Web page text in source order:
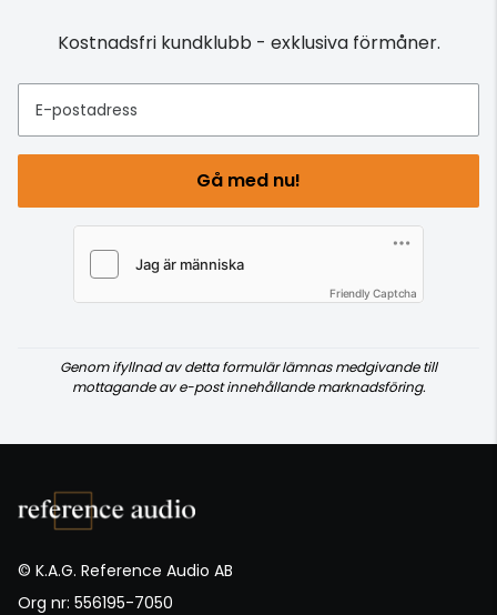
Kostnadsfri kundklubb - exklusiva förmåner.
E-postadress
Gå med nu!
Friendly Captcha
Genom ifyllnad av detta formulär lämnas medgivande till
mottagande av e-post innehållande marknadsföring.
© K.A.G. Reference Audio AB
Org nr: 556195-7050